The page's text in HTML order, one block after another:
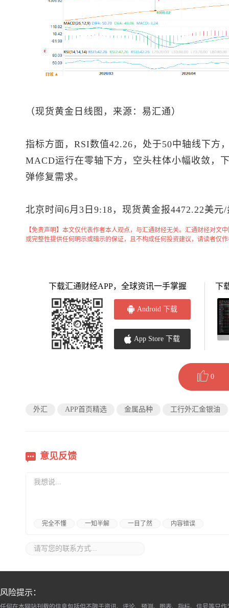
（现货黄金 日线图，来源：易汇通）
指标方面，RSI数值42.26，处于50中轴线下方
MACD运行在零轴下方，空头柱体小幅收敛，
弹修复需求。
北京时间6月3日9:18， 现货黄金报4472.22美元
【免责声明】本文仅代表作者本人观点，与汇通财经无关。汇通财经对文
或完整性提供任何明示或暗示的保证，且不构成任何投资建议，请读者仅
下载汇通财经APP，全球资讯一手掌握
Android 下载
App Store 下载
下
0
外汇 APP首页精选 金属品种 工行外汇金银油
意见反馈
完全不懂 一知半解 一目了然 内容错误
风险提示：